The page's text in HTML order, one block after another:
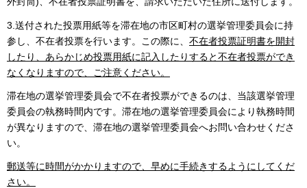
3.送付された投票用紙等を滞在地の市区町村の選挙管理委員会に持
参し、不在者投票を行います。この際に、 不在者投票証明書を開封
したり、あらかじめ投票用紙に記入したりすると不在者投票ができ
なくなりますので、ご注意ください。
滞在地の選挙管理委員会で不在者投票ができるのは、当該選挙管理
委員会の執務時間内です。滞在地の選挙管理委員会により執務時間
が異なりますので、滞在地の選挙管理委員会へお問い合わせくださ
い。
郵送等に時間がかかりますので、早めに手続きするようにしてくだ
さい。